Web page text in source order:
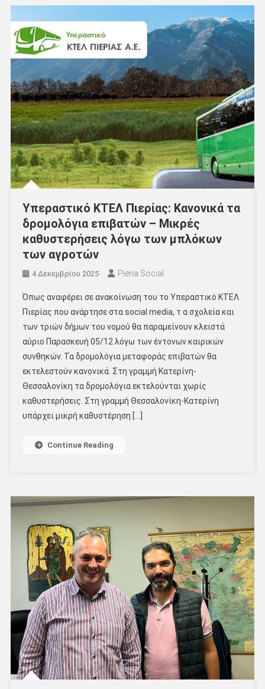
Υπεραστικό ΚΤΕΛ Πιερίας: Κανονικά τα
δρομολόγια επιβατών – Μικρές
καθυστερήσεις λόγω των μπλόκων
των αγροτών
4 Δεκεμβρίου 2025 Pieria Social
Όπως αναφέρει σε ανακοίνωση του το Υπεραστικό ΚΤΕΛ
Πιερίας που ανάρτησε στα social media, τ α σχολεία και
των τριών δήμων του νομού θα παραμείνουν κλειστά
αύριο Παρασκευή 05/12 λόγω των έντονων καιρικών
συνθηκών. Τα δρομολόγια μεταφοράς επιβατών θα
εκτελεστούν κανονικά. Στη γραμμή Κατερίνη-
Θεσσαλονίκη τα δρομολόγια εκτελούνται χωρίς
καθυστερήσεις. Στη γραμμή Θεσσαλονίκη-Κατερίνη
υπάρχει μικρή καθυστέρηση […]
Continue Reading